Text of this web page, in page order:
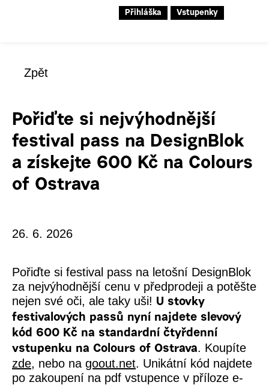
Přihláška Vstupenky
Zpět
Pořiďte si nejvýhodnější
festival pass na DesignBlok
a získejte 600 Kč na Colours
of Ostrava
26. 6. 2026
Pořiďte si festival pass na letošní DesignBlok
za nejvýhodnější cenu v předprodeji a potěšte
nejen své oči, ale taky uši! U stovky
festivalových passů nyní najdete slevový
kód 600 Kč na standardní čtyřdenní
vstupenku na Colours of Ostrava. Koupíte
zde, nebo na goout.net. Unikátní kód najdete
po zakoupení na pdf vstupence v příloze e-